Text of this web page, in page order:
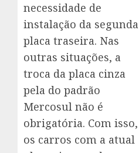
necessidade de
instalação da segunda
placa traseira. Nas
outras situações, a
troca da placa cinza
pela do padrão
Mercosul não é
obrigatória. Com isso,
os carros com a atual